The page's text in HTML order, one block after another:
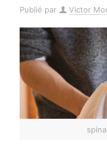
Publié par Victor